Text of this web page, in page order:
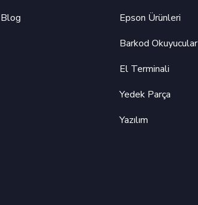
Blog
Epson Ürünleri
Barkod Okuyucular
El Terminali
Yedek Parça
Yazılım